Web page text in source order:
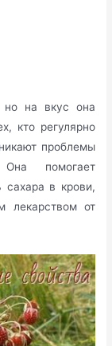
но на вкус она
кто регулярно
проблемы
Она помогает
сахара в крови,
лекарством от